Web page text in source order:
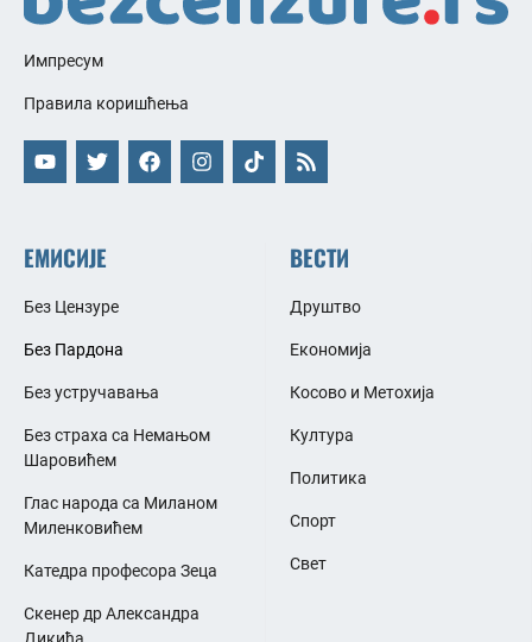
Импресум
Правила коришћења
ЕМИСИЈЕ
Без Цензуре
Без Пардона
Без устручавања
Без страха са Немањом
Шаровићем
Глас народа са Миланом
Миленковићем
Катедра професора Зеца
Скенер др Александра
Дикића
ВЕСТИ
Друштво
Економија
Косово и Метохија
Култура
Политика
Спорт
Свет